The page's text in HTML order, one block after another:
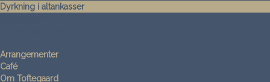
Dyrkning i altankasser
Arrangementer
Café
Om Toftegaard